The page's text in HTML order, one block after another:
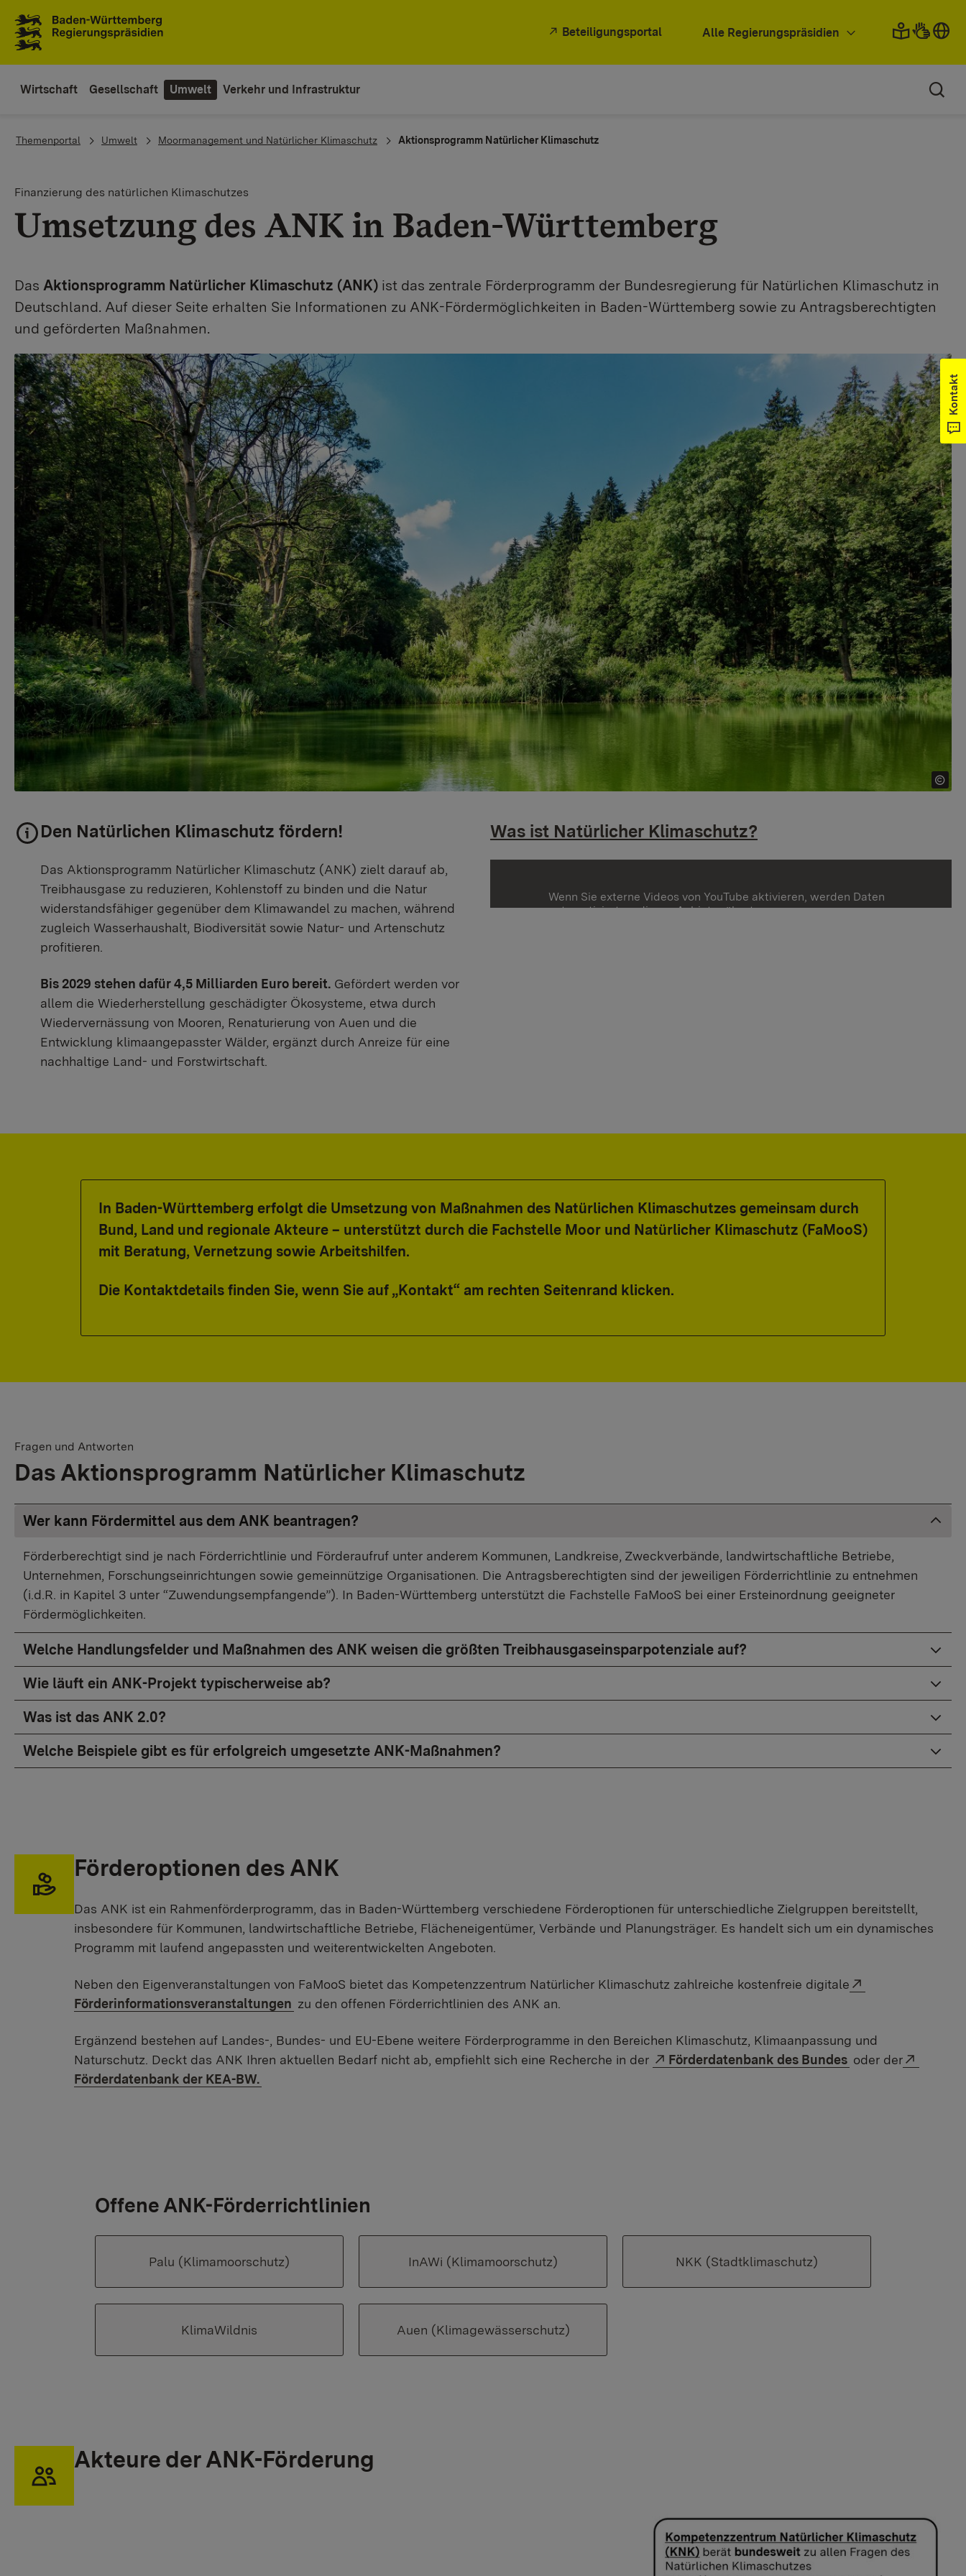
Beteiligungsportal Alle Regierungspräsidien
Wirtschaft Gesellschaft Umwelt Verkehr und Infrastruktur
You are here:
Themenportal Umwelt Moormanagement und Natürlicher Klimaschutz Aktionsprogramm Natürlicher Klimaschutz
Finanzierung des natürlichen Klimaschutzes
Umsetzung des ANK in Baden-Württemberg
Das Aktionsprogramm Natürlicher Klimaschutz (ANK) ist das zentrale Förderprogramm der Bundesregierung für Natürlichen Klimaschutz in
Deutschland. Auf dieser Seite erhalten Sie Informationen zu ANK-Fördermöglichkeiten in Baden-Württemberg sowie zu Antragsberechtigten
und geförderten Maßnahmen.
Den Natürlichen Klimaschutz fördern!
Das Aktionsprogramm Natürlicher Klimaschutz (ANK) zielt darauf ab,
Treibhausgase zu reduzieren, Kohlenstoff zu binden und die Natur
widerstandsfähiger gegenüber dem Klimawandel zu machen, während
zugleich Wasserhaushalt, Biodiversität sowie Natur- und Artenschutz
profitieren.
Bis 2029 stehen dafür 4,5 Milliarden Euro bereit. Gefördert werden vor
allem die Wiederherstellung geschädigter Ökosysteme, etwa durch
Wiedervernässung von Mooren, Renaturierung von Auen und die
Entwicklung klimaangepasster Wälder, ergänzt durch Anreize für eine
nachhaltige Land- und Forstwirtschaft.
Was ist Natürlicher Klimaschutz?
Wenn Sie externe Videos von YouTube aktivieren, werden Daten
automatisiert an diesen Anbieter übertragen.
In Baden-Württemberg erfolgt die Umsetzung von Maßnahmen des Natürlichen Klimaschutzes gemeinsam durch
Bund, Land und regionale Akteure – unterstützt durch die Fachstelle Moor und Natürlicher Klimaschutz (FaMooS)
mit Beratung, Vernetzung sowie Arbeitshilfen.
Die Kontaktdetails finden Sie, wenn Sie auf „Kontakt“ am rechten Seitenrand klicken.
Fragen und Antworten
Das Aktionsprogramm Natürlicher Klimaschutz
Wer kann Fördermittel aus dem ANK beantragen?
Förderberechtigt sind je nach Förderrichtlinie und Förderaufruf unter anderem Kommunen, Landkreise, Zweckverbände, landwirtschaftliche Betriebe,
Unternehmen, Forschungseinrichtungen sowie gemeinnützige Organisationen. Die Antragsberechtigten sind der jeweiligen Förderrichtlinie zu entnehmen
(i.d.R. in Kapitel 3 unter “Zuwendungsempfangende”). In Baden-Württemberg unterstützt die Fachstelle FaMooS bei einer Ersteinordnung geeigneter
Fördermöglichkeiten.
Welche Handlungsfelder und Maßnahmen des ANK weisen die größten Treibhausgaseinsparpotenziale auf?
Wie läuft ein ANK-Projekt typischerweise ab?
Was ist das ANK 2.0?
Welche Beispiele gibt es für erfolgreich umgesetzte ANK-Maßnahmen?
Förderoptionen des ANK
Das ANK ist ein Rahmenförderprogramm, das in Baden-Württemberg verschiedene Förderoptionen für unterschiedliche Zielgruppen bereitstellt,
insbesondere für Kommunen, landwirtschaftliche Betriebe, Flächeneigentümer, Verbände und Planungsträger. Es handelt sich um ein dynamisches
Programm mit laufend angepassten und weiterentwickelten Angeboten.
Neben den Eigenveranstaltungen von FaMooS bietet das Kompetenzzentrum Natürlicher Klimaschutz zahlreiche kostenfreie digitale
Förderinformationsveranstaltungen zu den offenen Förderrichtlinien des ANK an.
Ergänzend bestehen auf Landes-, Bundes- und EU-Ebene weitere Förderprogramme in den Bereichen Klimaschutz, Klimaanpassung und
Naturschutz. Deckt das ANK Ihren aktuellen Bedarf nicht ab, empfiehlt sich eine Recherche in der
Externer Link:
Förderdatenbank des Bundes oder der
Förderdatenbank der KEA-BW.
Kontakt
Offene ANK-Förderrichtlinien
Palu (Klimamoorschutz) InAWi (Klimamoorschutz) NKK (Stadtklimaschutz)
KlimaWildnis Auen (Klimagewässerschutz)
Akteure der ANK-Förderung